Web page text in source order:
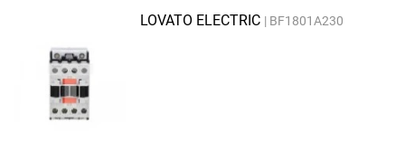
LOVATO ELECTRIC BF1801A230